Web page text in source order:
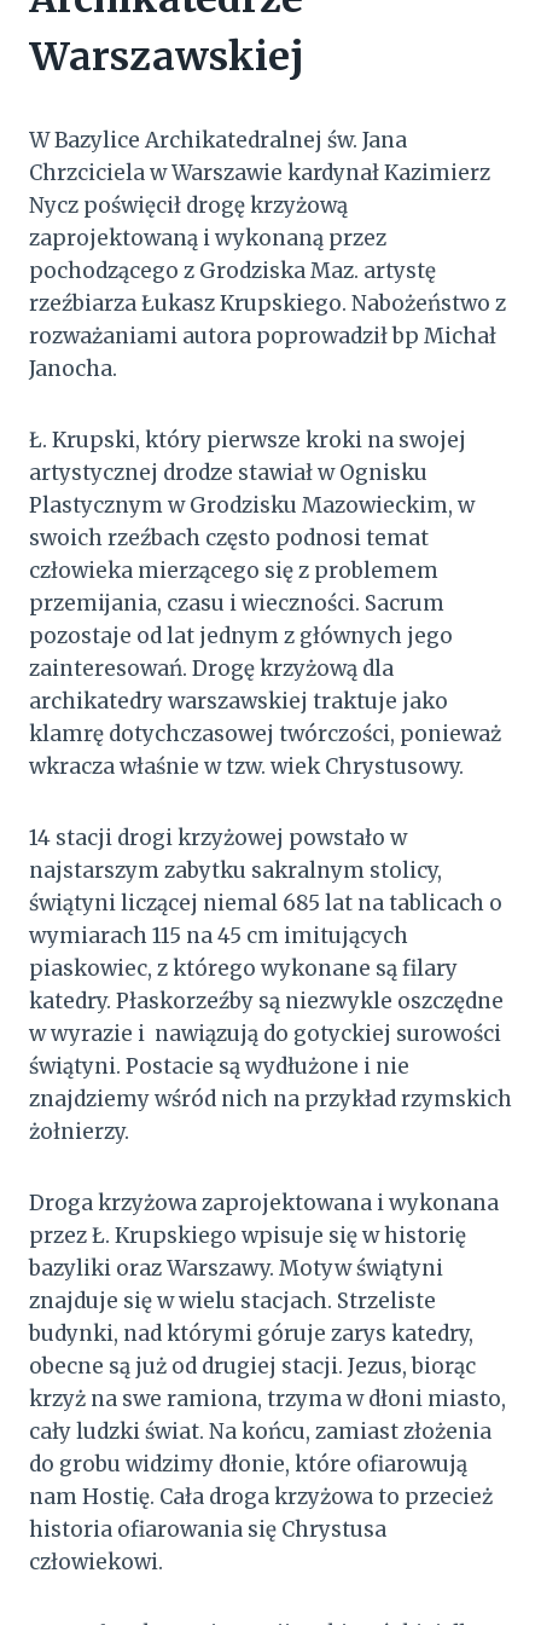
Warszawskiej
W Bazylice Archikatedralnej św. Jana
Chrzciciela w Warszawie kardynał Kazimierz
Nycz poświęcił drogę krzyżową
zaprojektowaną i wykonaną przez
pochodzącego z Grodziska Maz. artystę
rzeźbiarza Łukasz Krupskiego. Nabożeństwo z
rozważaniami autora poprowadził bp Michał
Janocha.
Ł. Krupski, który pierwsze kroki na swojej
artystycznej drodze stawiał w Ognisku
Plastycznym w Grodzisku Mazowieckim, w
swoich rzeźbach często podnosi temat
człowieka mierzącego się z problemem
przemijania, czasu i wieczności. Sacrum
pozostaje od lat jednym z głównych jego
zainteresowań. Drogę krzyżową dla
archikatedry warszawskiej traktuje jako
klamrę dotychczasowej twórczości, ponieważ
wkracza właśnie w tzw. wiek Chrystusowy.
14 stacji drogi krzyżowej powstało w
najstarszym zabytku sakralnym stolicy,
świątyni liczącej niemal 685 lat na tablicach o
wymiarach 115 na 45 cm imitujących
piaskowiec, z którego wykonane są filary
katedry. Płaskorzeźby są niezwykle oszczędne
w wyrazie i nawiązują do gotyckiej surowości
świątyni. Postacie są wydłużone i nie
znajdziemy wśród nich na przykład rzymskich
żołnierzy.
Droga krzyżowa zaprojektowana i wykonana
przez Ł. Krupskiego wpisuje się w historię
bazyliki oraz Warszawy. Motyw świątyni
znajduje się w wielu stacjach. Strzeliste
budynki, nad którymi góruje zarys katedry,
obecne są już od drugiej stacji. Jezus, biorąc
krzyż na swe ramiona, trzyma w dłoni miasto,
cały ludzki świat. Na końcu, zamiast złożenia
do grobu widzimy dłonie, które ofiarowują
nam Hostię. Cała droga krzyżowa to przecież
historia ofiarowania się Chrystusa
człowiekowi.